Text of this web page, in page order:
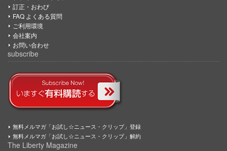
訂正・おわび
FAQ よくある質問
ご利用環境
会社案内
お問い合わせ
subscribe
無料メルマガ「お試し☆ニュース・クリップ」登録
無料メルマガ「お試し☆ニュース・クリップ」解約
The Liberty Magazine